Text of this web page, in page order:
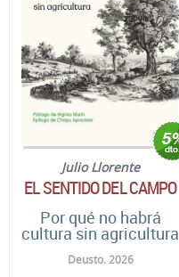
Julio Llorente
EL SENTIDO DEL CAMPO
Por qué no habrá
cultura sin agricultura
Deusto. 2026